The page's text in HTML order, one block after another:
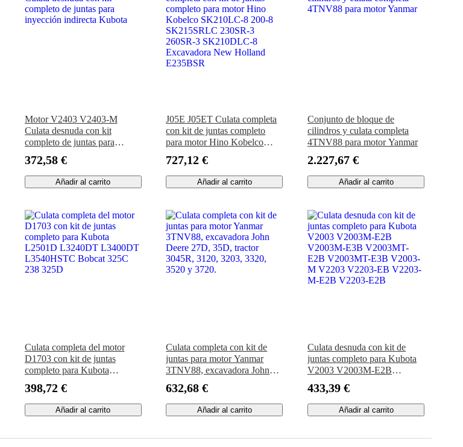
Motor V2403 V2403-M
Culata desnuda con kit
completo de juntas para
372,58 €
Añadir al carrito
J05E J05ET Culata completa
con kit de juntas completo
para motor Hino Kobelco
SK215SRLC 230SR-3
260SR-3 SK210DLC-8
Excavadora New Holland
727,12 €
Añadir al carrito
Conjunto de bloque de
cilindros y culata completa
4TNV88 para motor Yanmar
2.227,67 €
Añadir al carrito
Culata completa del motor
D1703 con kit de juntas
completo para Kubota
L3540HSTC Bobcat 325C
238 325D
398,72 €
Añadir al carrito
Culata completa con kit de
juntas para motor Yanmar
3TNV88, excavadora John
3045R, 3120, 3203, 3320,
3520 y 3720.
632,68 €
Añadir al carrito
Culata desnuda con kit de
juntas completo para Kubota
V2003 V2003M-E2B
E2B V2003MT-E3B V2003-
M V2203 V2203-EB V2203-
M-E2B V2203-E2B
433,39 €
Añadir al carrito